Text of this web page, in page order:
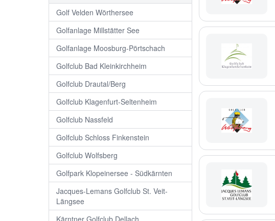
Golf Velden Wörthersee
Golfanlage Millstätter See
Golfanlage Moosburg-Pörtschach
Golfclub Bad Kleinkirchheim
Golfclub Drautal/Berg
Golfclub Klagenfurt-Seltenheim
Golfclub Nassfeld
Golfclub Schloss Finkenstein
Golfclub Wolfsberg
Golfpark Klopeinersee - Südkärnten
Jacques-Lemans Golfclub St. Veit-
Längsee
Kärntner Golfclub Dellach